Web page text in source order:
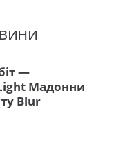
—
Мадонни
Blur